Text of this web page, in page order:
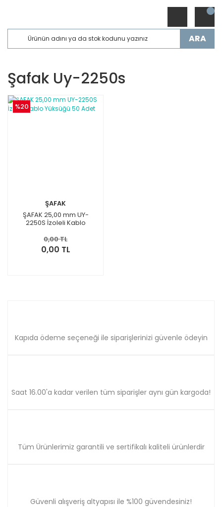
ARA
Şafak Uy-2250s
%20
ŞAFAK
ŞAFAK 25,00 mm UY-
2250S İzoleli Kablo
0,00 TL
0,00 TL
Kapıda ödeme seçeneği ile siparişlerinizi güvenle ödeyin
Saat 16.00'a kadar verilen tüm siparişler aynı gün kargoda!
Tüm Ürünlerimiz garantili ve sertifikalı kaliteli ürünlerdir
Güvenli alışveriş altyapısı ile %100 güvendesiniz!